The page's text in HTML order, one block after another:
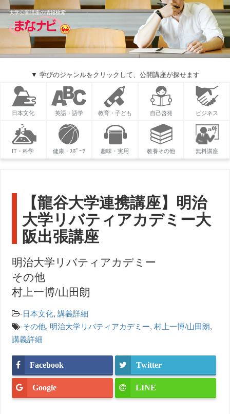
大学公開講座の情報検索
▼ 学びのジャンルをクリックして、公開講座が探せます
日本文化 英語・語学 教育・子ども 自己啓発 ビジネス
IT・科学 健康・ｽﾎﾟｰﾂ 趣味・実用 教養その他 無料講座
【龍谷大学連携講座】明治
大学リバティアカデミー大
阪出張講座
明治大学リバティアカデミー
その他
村上一博/山田朗
-日本文化,講義詳細
-その他, 明治大学リバティアカデミー,村上一博/山田朗,
講義詳細
Facebook Twitter
Google LINE